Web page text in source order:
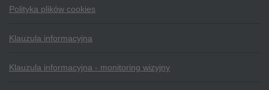
Polityka plików cookies
Klauzula informacyjna
Klauzula informacyjna - monitoring wizyjny